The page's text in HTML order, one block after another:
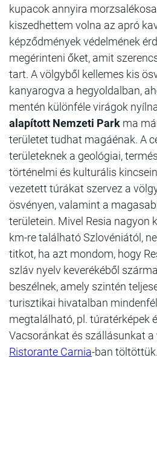
kupacok annyira
kiszedhettem volna az apró
képződmények védelmének
megérinteni őket, amit
tart. A völgyből kellemes kis
kanyarogva a hegyoldalban,
mentén különféle virágok
alapított Nemzeti Park ma
területet tudhat magáénak. A
területeknek a geológiai,
történelmi és kulturális
vezetett túrákat szervez a
ösvényen, valamint a
területein. Mivel Resia nagyon
km-re található Szlovéniától,
titkot, ha azt mondom, hogy
szláv nyelv keverékéből
beszélnek, amely szintén
turisztikai hivatalban
megtalálható, pl. túratérképek
Vacsoránkat és szállásunkat a
Ristorante Carnia-ban töltöttük.